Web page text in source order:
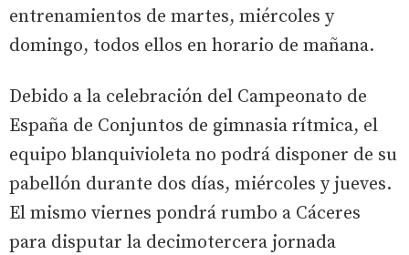
entrenamientos de martes, miércoles y
domingo, todos ellos en horario de mañana.
Debido a la celebración del Campeonato de
España de Conjuntos de gimnasia rítmica, el
equipo blanquivioleta no podrá disponer de su
pabellón durante dos días, miércoles y jueves.
El mismo viernes pondrá rumbo a Cáceres
para disputar la decimotercera jornada